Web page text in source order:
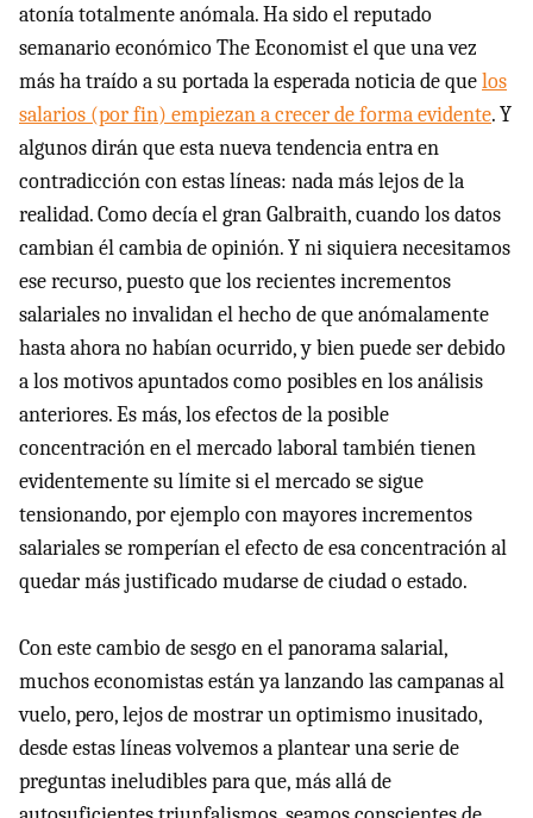
atonía totalmente anómala. Ha sido el reputado
semanario económico The Economist el que una vez
más ha traído a su portada la esperada noticia de quelos
salarios (por fin) empiezan a crecer de forma evidente. Y
algunos dirán que esta nueva tendencia entra en
contradicción con estas líneas: nada más lejos de la
realidad. Como decía el gran Galbraith, cuando los datos
cambian él cambia de opinión. Y ni siquiera necesitamos
ese recurso, puesto que los recientes incrementos
salariales no invalidan el hecho de que anómalamente
hasta ahora no habían ocurrido, y bien puede ser debido
a los motivos apuntados como posibles en los análisis
anteriores. Es más, los efectos de la posible
concentración en el mercado laboral también tienen
evidentemente su límite si el mercado se sigue
tensionando, por ejemplo con mayores incrementos
salariales se romperían el efecto de esa concentración al
quedar más justificado mudarse de ciudad o estado.
Con este cambio de sesgo en el panorama salarial,
muchos economistas están ya lanzando las campanas al
vuelo, pero, lejos de mostrar un optimismo inusitado,
desde estas líneas volvemos a plantear una serie de
preguntas ineludibles para que, más allá de